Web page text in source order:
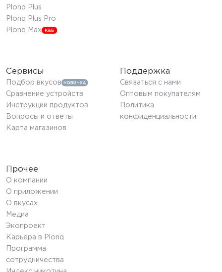
Plonq Plus
Plonq Plus Pro
Plonq Max
Сервисы
Подбор вкусов
Сравнение устройств
Инструкции продуктов
Вопросы и ответы
Карта магазинов
Поддержка
Связаться с нами
Оптовым покупателям
Политика
конфиденциальности
Прочее
О компании
О приложении
О вкусах
Медиа
Экопроект
Карьера в Plonq
Программа
сотрудничества